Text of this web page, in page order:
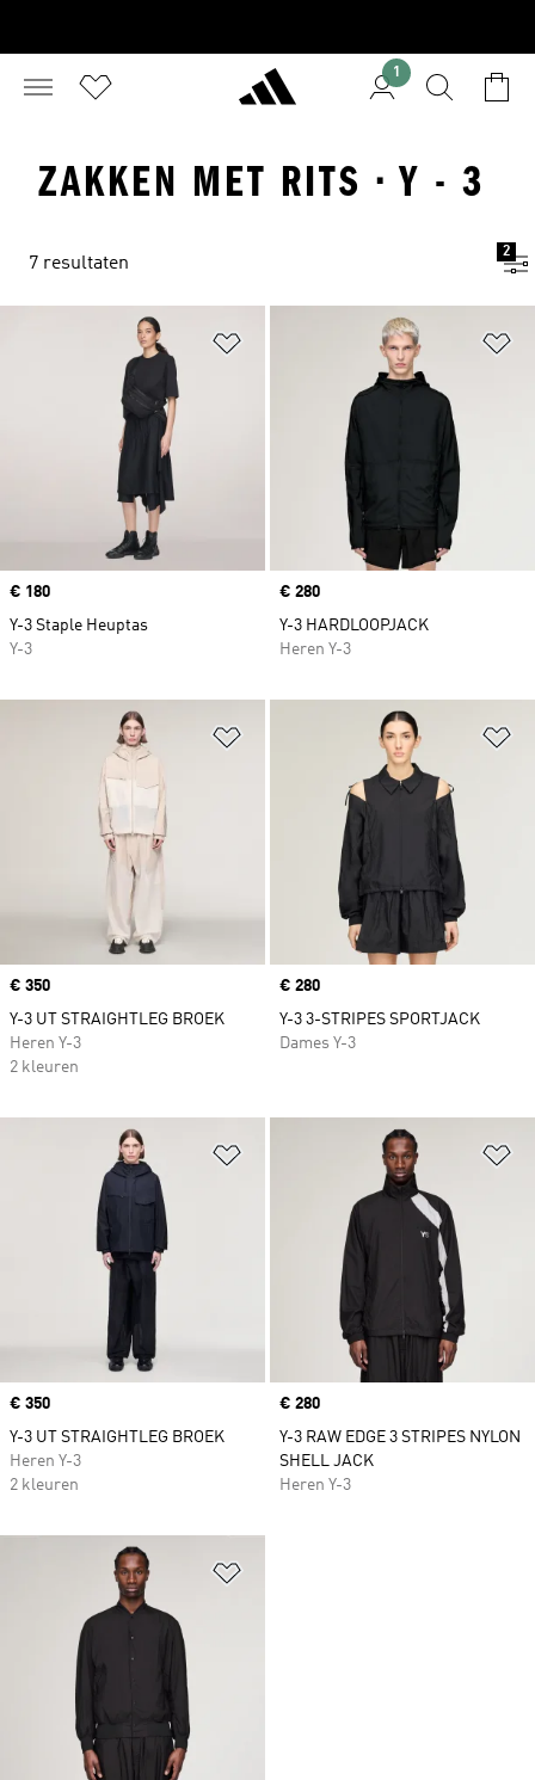
1
ZAKKEN MET RITS · Y - 3
7 resultaten
2
Op verlanglijst zetten
Price
€ 180
Y-3 Staple Heuptas
Y-3
Price
€ 280
Y-3 HARDLOOPJACK
Heren Y-3
Op verlanglijst zetten
Price
€ 350
Y-3 UT STRAIGHTLEG BROEK
Heren Y-3
2 kleuren
Price
€ 280
Y-3 3-STRIPES SPORTJACK
Dames Y-3
Op verlanglijst zetten
Price
€ 350
Y-3 UT STRAIGHTLEG BROEK
Heren Y-3
2 kleuren
Price
€ 280
Y-3 RAW EDGE 3 STRIPES NYLON
SHELL JACK
Heren Y-3